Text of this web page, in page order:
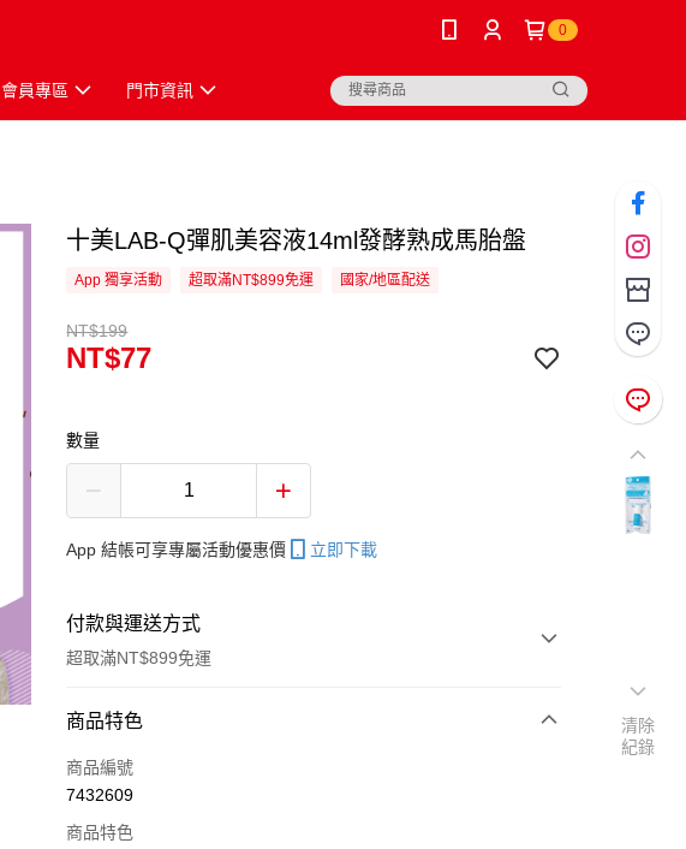
0
會員專區 門市資訊
十美LAB-Q彈肌美容液14ml發酵熟成馬胎盤
App 獨享活動 超取滿NT$899免運 國家/地區配送
NT$199
NT$77
數量
App 結帳可享專屬活動優惠價 立即下載
付款與運送方式
超取滿NT$899免運
付款方式
信用卡一次付款
商品特色
商品編號
7432609
商品特色
清除
紀錄